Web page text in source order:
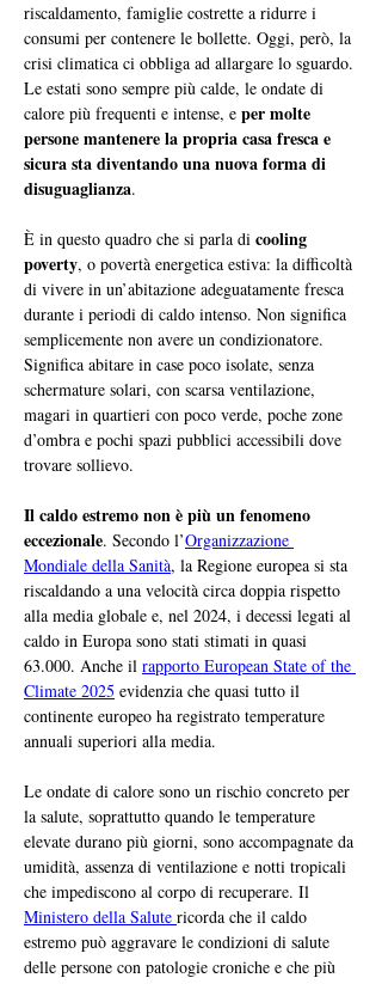
riscaldamento, famiglie costrette a ridurre i
consumi per contenere le bollette. Oggi, però, la
crisi climatica ci obbliga ad allargare lo sguardo.
Le estati sono sempre più calde, le ondate di
calore più frequenti e intense, e per molte
persone mantenere la propria casa fresca e
sicura sta diventando una nuova forma di
disuguaglianza.
È in questo quadro che si parla di cooling
poverty, o povertà energetica estiva: la difficoltà
di vivere in un’abitazione adeguatamente fresca
durante i periodi di caldo intenso. Non significa
semplicemente non avere un condizionatore.
Significa abitare in case poco isolate, senza
schermature solari, con scarsa ventilazione,
magari in quartieri con poco verde, poche zone
d’ombra e pochi spazi pubblici accessibili dove
trovare sollievo.
Il caldo estremo non è più un fenomeno
eccezionale. Secondo l’Organizzazione
Mondiale della Sanità, la Regione europea si sta
riscaldando a una velocità circa doppia rispetto
alla media globale e, nel 2024, i decessi legati al
caldo in Europa sono stati stimati in quasi
63.000. Anche il rapporto European State of the
Climate 2025 evidenzia che quasi tutto il
continente europeo ha registrato temperature
annuali superiori alla media.
Le ondate di calore sono un rischio concreto per
la salute, soprattutto quando le temperature
elevate durano più giorni, sono accompagnate da
umidità, assenza di ventilazione e notti tropicali
che impediscono al corpo di recuperare. Il
Ministero della Salute ricorda che il caldo
estremo può aggravare le condizioni di salute
delle persone con patologie croniche e che più